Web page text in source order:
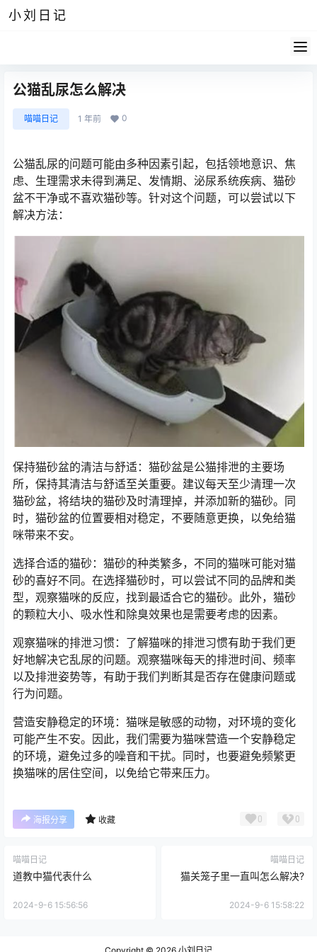
小刘日记
公猫乱尿怎么解决
喵喵日记 1 年前 0
公猫乱尿的问题可能由多种因素引起，包括领地意识、焦
虑、生理需求未得到满足、发情期、泌尿系统疾病、猫砂
盆不干净或不喜欢猫砂等。针对这个问题，可以尝试以下
解决方法：
保持猫砂盆的清洁与舒适：猫砂盆是公猫排泄的主要场
所，保持其清洁与舒适至关重要。建议每天至少清理一次
猫砂盆，将结块的猫砂及时清理掉，并添加新的猫砂。同
时，猫砂盆的位置要相对稳定，不要随意更换，以免给猫
咪带来不安。
选择合适的猫砂：猫砂的种类繁多，不同的猫咪可能对猫
砂的喜好不同。在选择猫砂时，可以尝试不同的品牌和类
型，观察猫咪的反应，找到最适合它的猫砂。此外，猫砂
的颗粒大小、吸水性和除臭效果也是需要考虑的因素。
观察猫咪的排泄习惯：了解猫咪的排泄习惯有助于我们更
好地解决它乱尿的问题。观察猫咪每天的排泄时间、频率
以及排泄姿势等，有助于我们判断其是否存在健康问题或
行为问题。
营造安静稳定的环境：猫咪是敏感的动物，对环境的变化
可能产生不安。因此，我们需要为猫咪营造一个安静稳定
的环境，避免过多的噪音和干扰。同时，也要避免频繁更
换猫咪的居住空间，以免给它带来压力。
海报分享 收藏 0 0
喵喵日记
道教中猫代表什么
2024-9-6 15:56:56
喵喵日记
猫关笼子里一直叫怎么解决?
2024-9-6 15:58:22